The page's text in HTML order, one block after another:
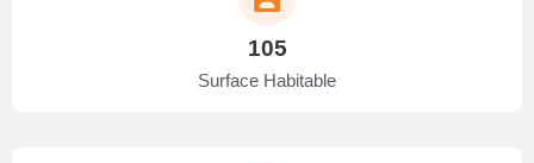
105
Surface Habitable